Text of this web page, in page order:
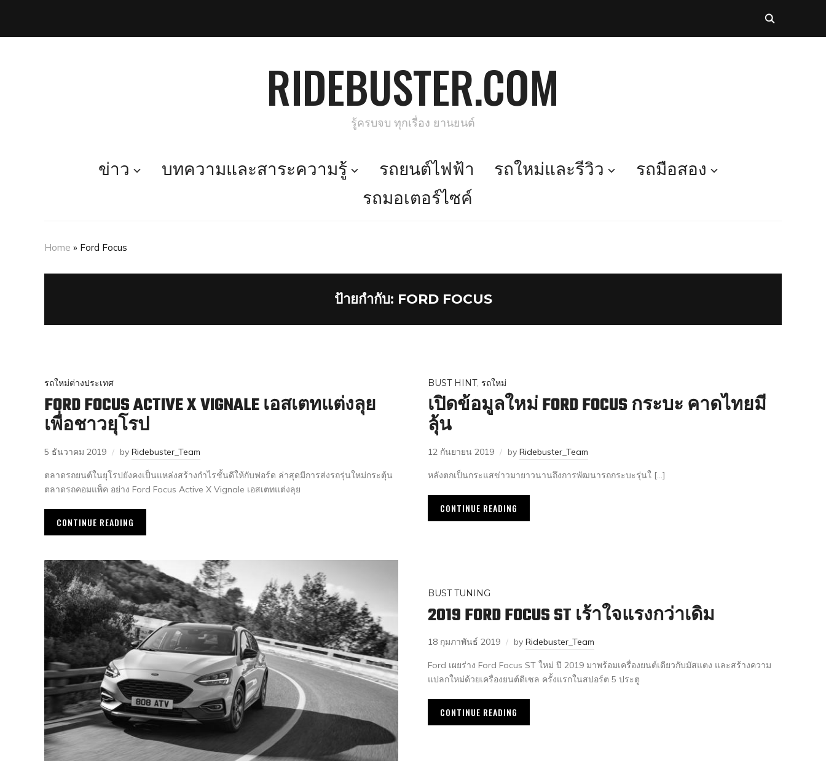
RIDEBUSTER.COM
รู้ครบจบ ทุกเรื่อง ยานยนต์
ข่าว บทความและสาระความรู้ รถยนต์ไฟฟ้า รถใหม่และรีวิว
รถมือสอง
รถมอเตอร์ไซค์
Home » Ford Focus
ป้ายกำกับ: FORD FOCUS
รถใหม่ต่างประเทศ
FORD FOCUS ACTIVE X VIGNALE เอสเตทแต่งลุย
เพื่อชาวยุโรป
5 ธันวาคม 2019 by Ridebuster_Team
ตลาดรถยนต์ในยุโรปยังคงเป็นแหล่งสร้างกำไรชั้นดีให้กับฟอร์ด ล่าสุดมีการส่งรถรุ่นใหม่กระตุ้น
ตลาดรถคอมแพ็ค อย่าง Ford Focus Active X Vignale เอสเตทแต่งลุย
CONTINUE READING
BUST HINT, รถใหม่
เปิดข้อมูลใหม่ FORD FOCUS กระบะ คาดไทยมี
ลุ้น
12 กันยายน 2019 by Ridebuster_Team
หลังตกเป็นกระแสข่าวมายาวนานถึงการพัฒนารถกระบะรุ่นใ […]
CONTINUE READING
BUST TUNING
2019 FORD FOCUS ST เร้าใจแรงกว่าเดิม
18 กุมภาพันธ์ 2019 by Ridebuster_Team
Ford เผยร่าง Ford Focus ST ใหม่ ปี 2019 มาพร้อมเครื่องยนต์เดียวกับมัสแตง และสร้างความ
แปลกใหม่ด้วยเครื่องยนต์ดีเซล ครั้งแรกในสปอร์ต 5 ประตู
CONTINUE READING